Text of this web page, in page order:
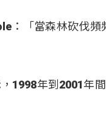
：「當森林砍伐
1998年到2001年